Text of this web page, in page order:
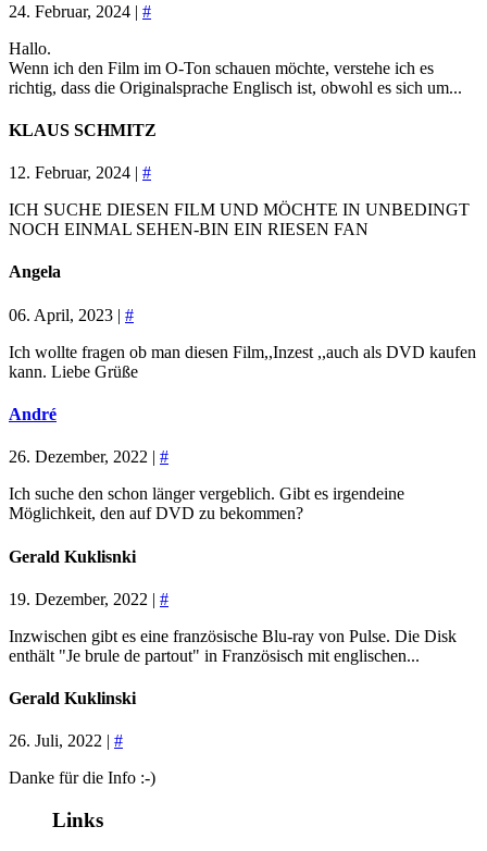
24. Februar, 2024 | #
Hallo.
Wenn ich den Film im O-Ton schauen möchte, verstehe ich es
richtig, dass die Originalsprache Englisch ist, obwohl es sich um...
KLAUS SCHMITZ
12. Februar, 2024 | #
ICH SUCHE DIESEN FILM UND MÖCHTE IN UNBEDINGT
NOCH EINMAL SEHEN-BIN EIN RIESEN FAN
Angela
06. April, 2023 | #
Ich wollte fragen ob man diesen Film,,Inzest ,,auch als DVD kaufen
kann. Liebe Grüße
André
26. Dezember, 2022 | #
Ich suche den schon länger vergeblich. Gibt es irgendeine
Möglichkeit, den auf DVD zu bekommen?
Gerald Kuklisnki
19. Dezember, 2022 | #
Inzwischen gibt es eine französische Blu-ray von Pulse. Die Disk
enthält "Je brule de partout" in Französisch mit englischen...
Gerald Kuklinski
26. Juli, 2022 | #
Danke für die Info :-)
Links